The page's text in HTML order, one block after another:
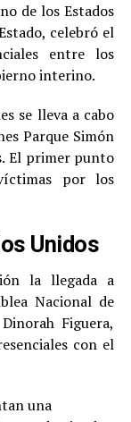
de los Estados
celebró el
entre los
interino.
se lleva a cabo
Parque Simón
El primer punto
por los
Unidos
la llegada a
Nacional de
Figuera,
con el
una